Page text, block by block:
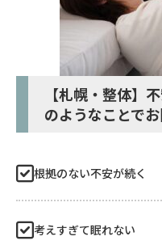
【札幌・整体】
のようなことで
根拠のない不安が続く
考えすぎて眠れない